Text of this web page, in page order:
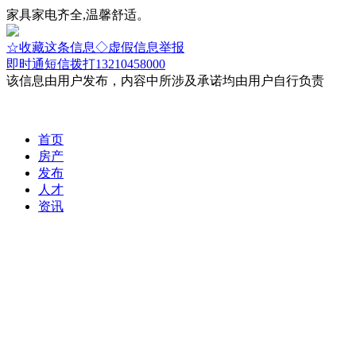
家具家电齐全,温馨舒适。
☆收藏这条信息◇虚假信息举报
即时通短信拨打13210458000
该信息由用户发布，内容中所涉及承诺均由用户自行负责
首页
房产
发布
人才
资讯